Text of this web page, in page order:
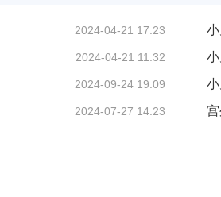
2024-04-21 17:23
2024-04-21 11:32
2024-09-24 19:09
2024-07-27 14:23